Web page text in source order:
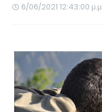
6/06/2021 12:43:00 μ.μ.